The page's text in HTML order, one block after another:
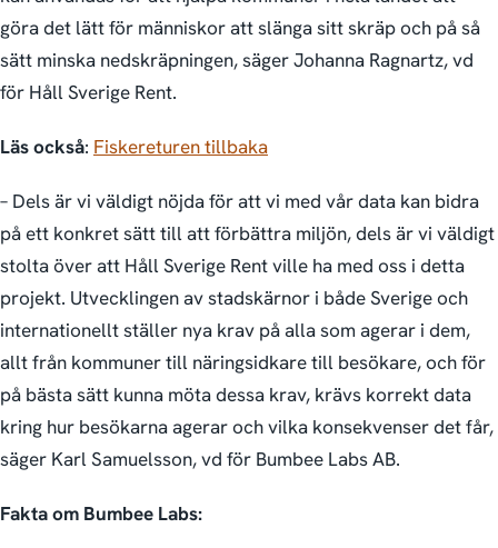
göra det lätt för människor att slänga sitt skräp och på så
sätt minska nedskräpningen, säger Johanna Ragnartz, vd
för Håll Sverige Rent.
Läs också: Fiskereturen tillbaka
– Dels är vi väldigt nöjda för att vi med vår data kan bidra
på ett konkret sätt till att förbättra miljön, dels är vi väldigt
stolta över att Håll Sverige Rent ville ha med oss i detta
projekt. Utvecklingen av stadskärnor i både Sverige och
internationellt ställer nya krav på alla som agerar i dem,
allt från kommuner till näringsidkare till besökare, och för
på bästa sätt kunna möta dessa krav, krävs korrekt data
kring hur besökarna agerar och vilka konsekvenser det får,
säger Karl Samuelsson, vd för Bumbee Labs AB.
Fakta om Bumbee Labs: